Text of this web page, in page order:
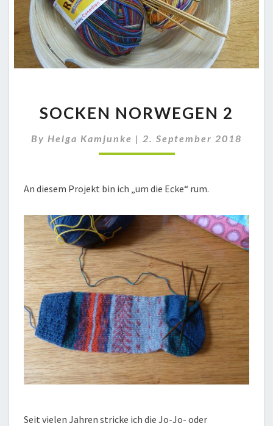
NORWEGEN
SOCKEN NORWEGEN 2
By Helga Kamjunke | 2. September 2018
An diesem Projekt bin ich „um die Ecke“ rum.
Seit vielen Jahren stricke ich die Jo-Jo- oder